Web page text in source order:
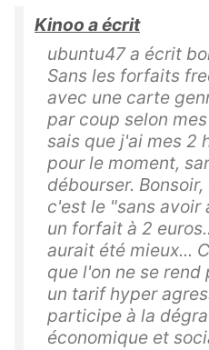
Kinoo a écrit
ubuntu47 a écrit
Sans les forfaits
avec une carte
par coup selon
sais que j'ai mes 2
pour le moment,
débourser.
c'est le "sans avoir
un forfait à 2
aurait été mieux...
que l'on ne se
un tarif hyper
participe à la
économique et